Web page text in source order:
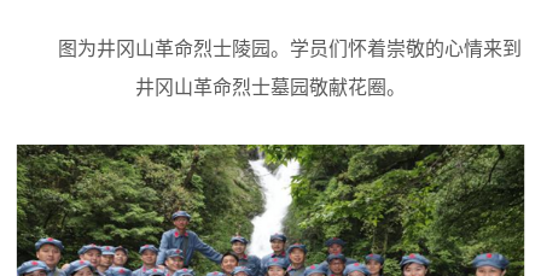
图为井冈山革命烈士陵园。学员们怀着崇敬的心情来到
井冈山革命烈士墓园敬献花圈。